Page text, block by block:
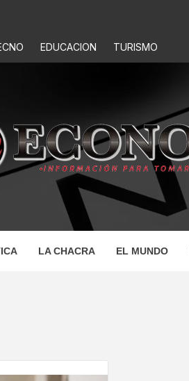
EDUCACION TURISMO
LA CHACRA EL MUNDO